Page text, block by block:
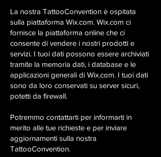
La nostra TattooConvention è ospitata
sulla piattaforma Wix.com. Wix.com ci
fornisce la piattaforma online che ci
consente di vendere i nostri prodotti e
servizi. I tuoi dati possono essere archiviati
tramite la memoria dati, i database e le
applicazioni generali di Wix.com. I tuoi dati
sono da loro conservati su server sicuri,
potetti da firewall.
Potremmo contattarti per informarti in
merito alle tue richieste e per inviare
aggiornamenti sulla nostra
TattooConvention.